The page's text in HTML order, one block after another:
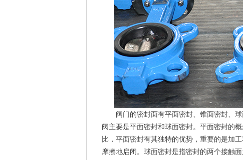
阀门的密封面有平面密封、锥面密封、
阀主要是平面密封和球面密封。平面密封的
比，平面密封有其独特的优势，重要的是加
摩擦地启闭。球面密封是指密封的两个接触